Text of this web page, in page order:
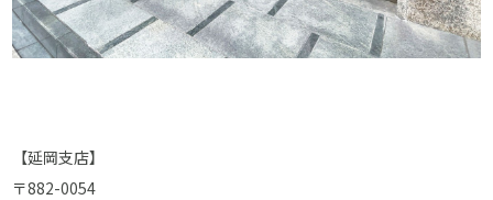
【延岡支店】
〒882-0054